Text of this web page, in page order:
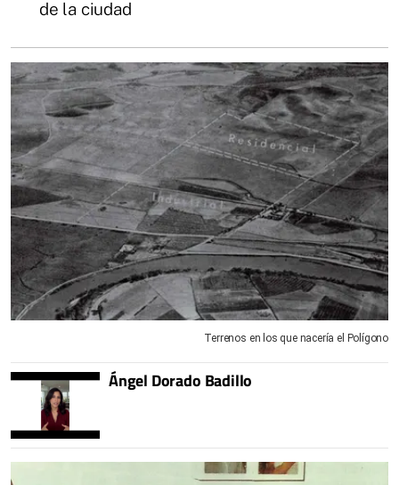
de la ciudad
Terrenos en los que nacería el Polígono
Ángel Dorado Badillo